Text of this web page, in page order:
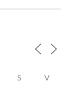
S V